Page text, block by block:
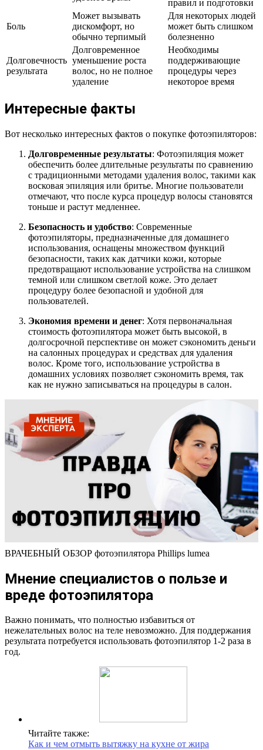
правил и подготовки
Боль
Может вызывать
дискомфорт, но
обычно терпимый
Для некоторых людей
может быть слишком
болезненно
Долговечность
результата
Долговременное
уменьшение роста
волос, но не полное
удаление
Необходимы
поддерживающие
процедуры через
некоторое время
Интересные факты
Вот несколько интересных фактов о покупке фотоэпиляторов:
Долговременные результаты: Фотоэпиляция может
обеспечить более длительные результаты по сравнению
с традиционными методами удаления волос, такими как
восковая эпиляция или бритье. Многие пользователи
отмечают, что после курса процедур волосы становятся
тоньше и растут медленнее.
Безопасность и удобство: Современные
фотоэпиляторы, предназначенные для домашнего
использования, оснащены множеством функций
безопасности, таких как датчики кожи, которые
предотвращают использование устройства на слишком
темной или слишком светлой коже. Это делает
процедуру более безопасной и удобной для
пользователей.
Экономия времени и денег: Хотя первоначальная
стоимость фотоэпилятора может быть высокой, в
долгосрочной перспективе он может сэкономить деньги
на салонных процедурах и средствах для удаления
волос. Кроме того, использование устройства в
домашних условиях позволяет сэкономить время, так
как не нужно записываться на процедуры в салон.
ВРАЧЕБНЫЙ ОБЗОР фотоэпилятора Phillips lumea
Мнение специалистов о пользе и
вреде фотоэпилятора
Важно понимать, что полностью избавиться от
нежелательных волос на теле невозможно. Для поддержания
результата потребуется использовать фотоэпилятор 1-2 раза в
год.
Читайте также:
Как и чем отмыть вытяжку на кухне от жира